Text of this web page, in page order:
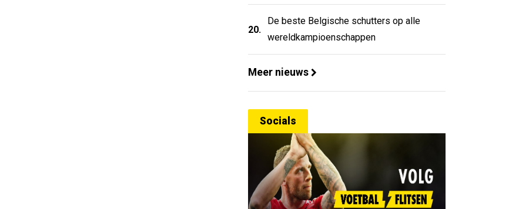
20.
De beste Belgische schutters op alle
wereldkampioenschappen
Meer nieuws
Socials